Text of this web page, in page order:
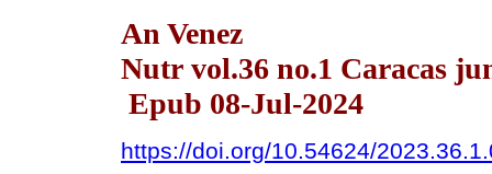
An Venez
Nutr vol.36 no.1 Caracas
Epub 08-Jul-2024
https://doi.org/10.54624/